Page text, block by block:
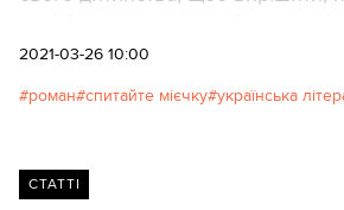
твір. Героїні живуть у
2021-03-26 10:00
роман спитайте мієчку українська
СТАТТІ